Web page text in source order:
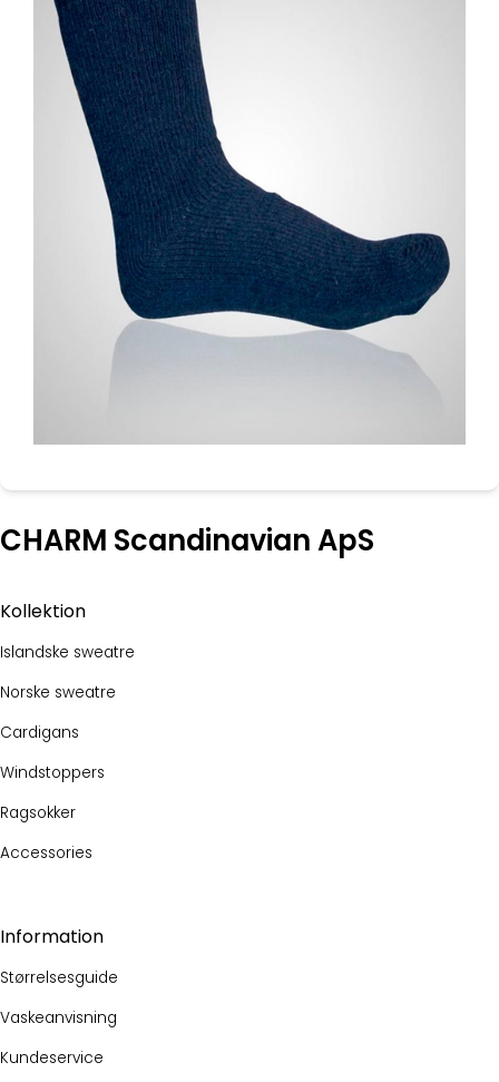
CHARM Scandinavian ApS
Kollektion
Islandske sweatre
Norske sweatre
Cardigans
Windstoppers
Ragsokker
Accessories
Information
Størrelsesguide
Vaskeanvisning
Kundeservice